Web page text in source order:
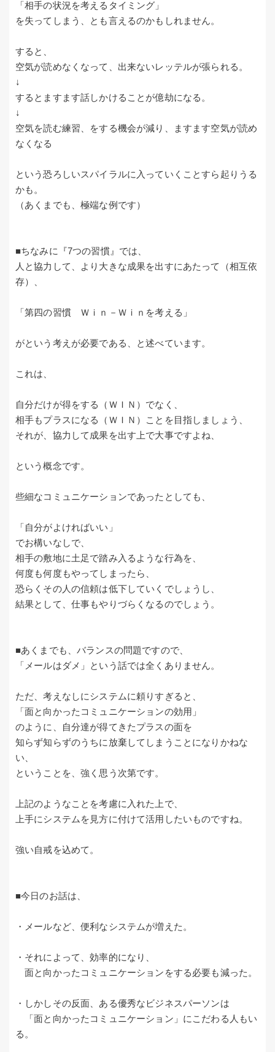
「相手の状況を考えるタイミング」
を失ってしまう、とも言えるのかもしれません。
すると、
空気が読めなくなって、出来ないレッテルが張られる。
↓
するとますます話しかけることが億劫になる。
↓
空気を読む練習、をする機会が減り、ますます空気が読め
なくなる
という恐ろしいスパイラルに入っていくことすら起りうる
かも。
（あくまでも、極端な例です）
■ちなみに『7つの習慣』では、
人と協力して、より大きな成果を出すにあたって（相互依
存）、
「第四の習慣 Ｗｉｎ－Ｗｉｎを考える」
がという考えが必要である、と述べています。
これは、
自分だけが得をする（ＷＩＮ）でなく、
相手もプラスになる（ＷＩＮ）ことを目指しましょう、
それが、協力して成果を出す上で大事ですよね、
という概念です。
些細なコミュニケーションであったとしても、
「自分がよければいい」
でお構いなしで、
相手の敷地に土足で踏み入るような行為を、
何度も何度もやってしまったら、
恐らくその人の信頼は低下していくでしょうし、
結果として、仕事もやりづらくなるのでしょう。
■あくまでも、バランスの問題ですので、
「メールはダメ」という話では全くありません。
ただ、考えなしにシステムに頼りすぎると、
「面と向かったコミュニケーションの効用」
のように、自分達が得てきたプラスの面を
知らず知らずのうちに放棄してしまうことになりかねな
い、
ということを、強く思う次第です。
上記のようなことを考慮に入れた上で、
上手にシステムを見方に付けて活用したいものですね。
強い自戒を込めて。
■今日のお話は、
・メールなど、便利なシステムが増えた。
・それによって、効率的になり、
面と向かったコミュニケーションをする必要も減った。
・しかしその反面、ある優秀なビジネスパーソンは
「面と向かったコミュニケーション」にこだわる人もい
る。